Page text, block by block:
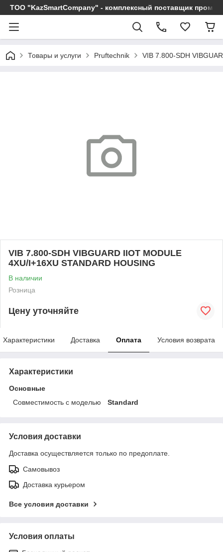
ТОО "KazSmartCompany" - комплексный поставщик
Товары и услуги Pruftechnik VIB 7.800-SDH
VIB 7.800-SDH VIBGUARD IIOT MODULE
4XU/I+16XU STANDARD HOUSING
В наличии
Розница
Цену уточняйте
Характеристики Доставка Оплата Условия возврата
Характеристики
Основные
Совместимость с моделью
Standard
Условия доставки
Доставка осуществляется только по предоплате.
Самовывоз
Доставка курьером
Все условия доставки
Условия оплаты